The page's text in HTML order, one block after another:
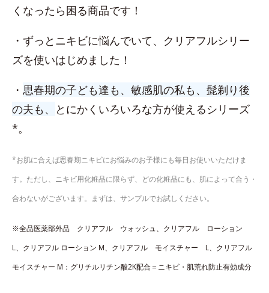
くなったら困る商品です！
・ずっとニキビに悩んでいて、クリアフルシリー
ズを使いはじめました！
・ 思春期の子ども達も、敏感肌の私も、髭剃り後
の夫も、
とにかくいろいろな方が使えるシリーズ
*。
*お肌に合えば思春期ニキビにお悩みのお子様にも毎日お使いいただけま
す。ただし、ニキビ用化粧品に限らず、どの化粧品にも、肌によって合う・
合わないがございます。まずは、サンプルでお試しください。
※全品医薬部外品 クリアフル ウォッシュ、​クリアフル ローション
L、​クリアフル ローション M、クリアフル モイスチャー L、クリアフル
モイスチャー M：グリチルリチン酸2K配合＝ニキビ・肌荒れ防止有効成分